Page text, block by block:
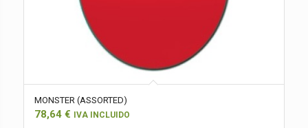
MONSTER (ASSORTED)
78,64 € IVA INCLUIDO